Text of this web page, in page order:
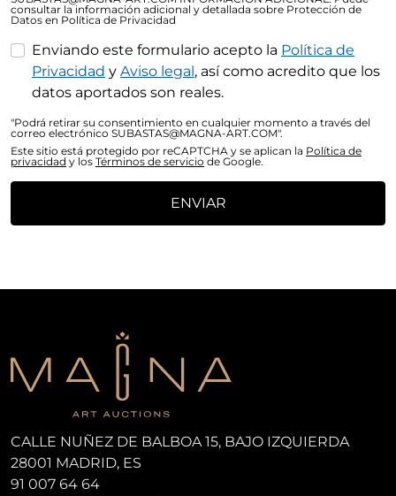
consultar la información adicional y detallada sobre Protección de
Datos en Política de Privacidad
Enviando este formulario acepto la Política de
Privacidad y Aviso legal, así como acredito que los
datos aportados son reales.
"Podrá retirar su consentimiento en cualquier momento a través del
correo electrónico SUBASTAS@MAGNA-ART.COM".
Este sitio está protegido por reCAPTCHA y se aplican la Política de
privacidad y los Términos de servicio de Google.
ENVIAR
CALLE NUÑEZ DE BALBOA 15, BAJO IZQUIERDA
28001 MADRID, ES
91 007 64 64